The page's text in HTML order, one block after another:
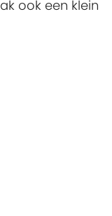
ook een klein